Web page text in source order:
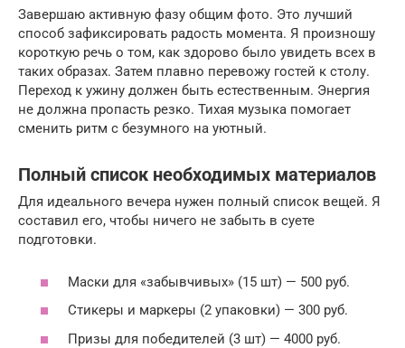
Завершаю активную фазу общим фото. Это лучший
способ зафиксировать радость момента. Я произношу
короткую речь о том, как здорово было увидеть всех в
таких образах. Затем плавно перевожу гостей к столу.
Переход к ужину должен быть естественным. Энергия
не должна пропасть резко. Тихая музыка помогает
сменить ритм с безумного на уютный.
Полный список необходимых материалов
Для идеального вечера нужен полный список вещей. Я
составил его, чтобы ничего не забыть в суете
подготовки.
Маски для «забывчивых» (15 шт) — 500 руб.
Стикеры и маркеры (2 упаковки) — 300 руб.
Призы для победителей (3 шт) — 4000 руб.